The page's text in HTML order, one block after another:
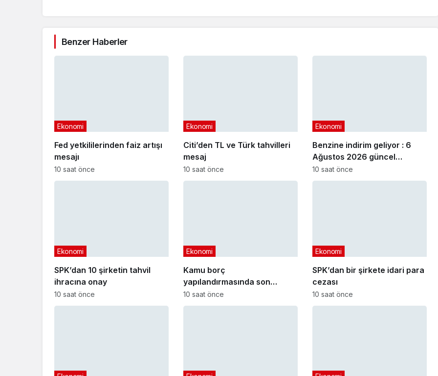
Benzer Haberler
Fed yetkililerinden faiz artışı
mesajı
Ekonomi
10 saat önce
Citi’den TL ve Türk tahvilleri
mesaj
Ekonomi
10 saat önce
Benzine indirim geliyor : 6
Ağustos 2026 güncel
akaryakıt fiyatları
Ekonomi
10 saat önce
SPK’dan 10 şirketin tahvil
ihracına onay
Ekonomi
10 saat önce
Kamu borç
yapılandırmasında son
başvuru tarihi yaklaşıyor
Ekonomi
10 saat önce
SPK’dan bir şirkete idari para
cezası
Ekonomi
10 saat önce